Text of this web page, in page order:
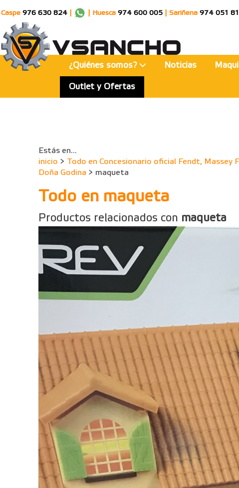
Caspe 976 630 824 Huesca 974 600 005 Sariñena 974 051
¿Quiénes somos? Noticias
Outlet y Ofertas
Estás en...
inicio > Todo en Concesionario oficial Fendt, Massey
Doña Godina > maqueta
Todo en maqueta
Productos relacionados con maqueta